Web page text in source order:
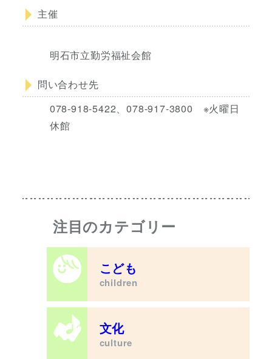
主催
明石市立勤労福祉会館
問い合わせ先
078-918-5422、078-917-3800 ※火曜日
休館
注目のカテゴリー
こども
children
文化
culture